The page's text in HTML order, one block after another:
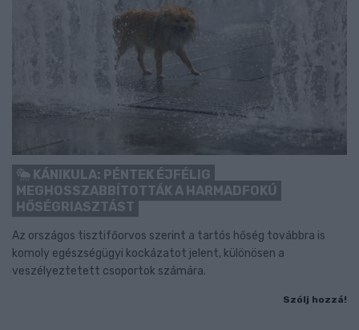
KÁNIKULA: PÉNTEK ÉJFÉLIG
MEGHOSSZABBÍTOTTÁK A HARMADFOKÚ
HŐSÉGRIASZTÁST
Az országos tisztifőorvos szerint a tartós hőség továbbra is
komoly egészségügyi kockázatot jelent, különösen a
veszélyeztetett csoportok számára.
Szólj hozzá!